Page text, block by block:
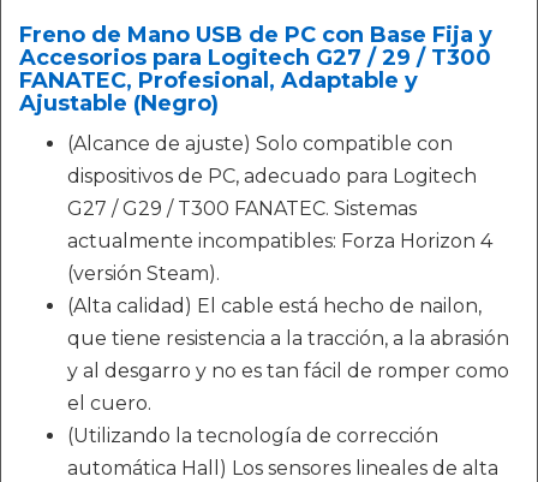
Freno de Mano USB de PC con Base Fija y
Accesorios para Logitech G27 / 29 / T300
FANATEC, Profesional, Adaptable y
Ajustable (Negro)
(Alcance de ajuste) Solo compatible con
dispositivos de PC, adecuado para Logitech
G27 / G29 / T300 FANATEC. Sistemas
actualmente incompatibles: Forza Horizon 4
(versión Steam).
(Alta calidad) El cable está hecho de nailon,
que tiene resistencia a la tracción, a la abrasión
y al desgarro y no es tan fácil de romper como
el cuero.
(Utilizando la tecnología de corrección
automática Hall) Los sensores lineales de alta